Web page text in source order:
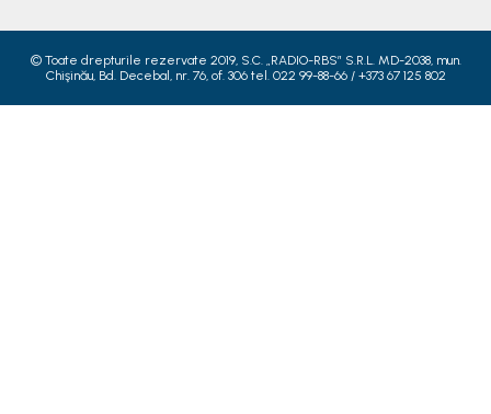
© Toate drepturile rezervate 2019, S.C. „RADIO-RBS” S.R.L. MD-2038, mun.
Chişinău, Bd. Decebal, nr. 76, of. 306 tel. 022 99-88-66 / +373 67 125 802